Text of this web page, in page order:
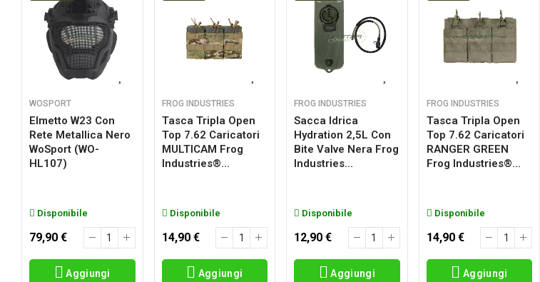
WOSPORT
Elmetto W23 Con
Rete Metallica Nero
WoSport (WO-
HL107)
Disponibile
79,90 €
Aggiungi
FROG INDUSTRIES
Tasca Tripla Open
Top 7.62 Caricatori
MULTICAM Frog
Industries®...
Disponibile
14,90 €
Aggiungi
FROG INDUSTRIES
Sacca Idrica
Hydration 2,5L Con
Bite Valve Nera Frog
Industries...
Disponibile
12,90 €
Aggiungi
FROG INDUSTRIES
Tasca Tripla Open
Top 7.62 Caricatori
RANGER GREEN
Frog Industries®...
Disponibile
14,90 €
Aggiungi